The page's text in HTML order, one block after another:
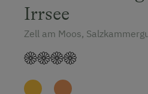
Irrsee
Zell am Moos,